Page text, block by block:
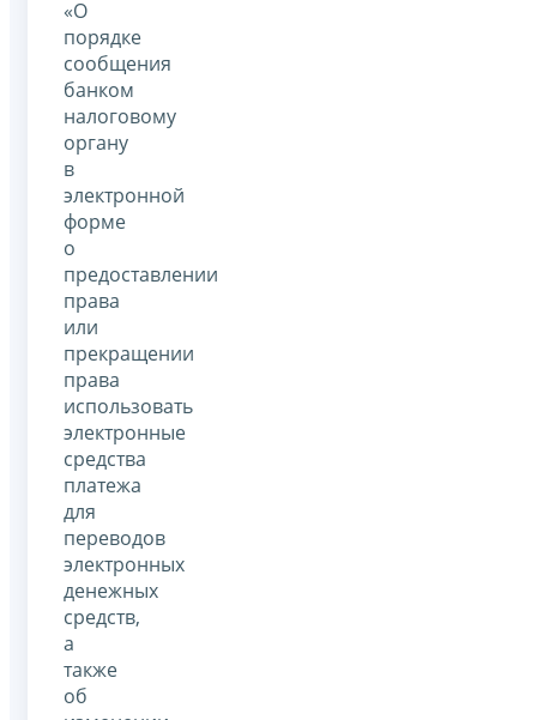
«О
порядке
сообщения
банком
налоговому
органу
в
электронной
форме
о
предоставлении
права
или
прекращении
права
использовать
электронные
средства
платежа
для
переводов
электронных
денежных
средств,
а
также
об